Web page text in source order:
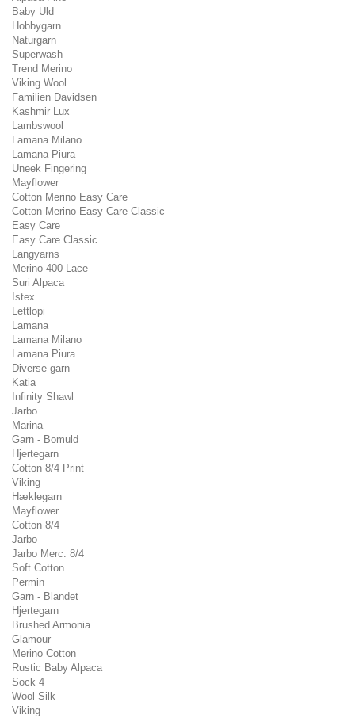
Baby Uld
Hobbygarn
Naturgarn
Superwash
Trend Merino
Viking Wool
Familien Davidsen
Kashmir Lux
Lambswool
Lamana Milano
Lamana Piura
Uneek Fingering
Mayflower
Cotton Merino Easy Care
Cotton Merino Easy Care Classic
Easy Care
Easy Care Classic
Langyarns
Merino 400 Lace
Suri Alpaca
Istex
Lettlopi
Lamana
Lamana Milano
Lamana Piura
Diverse garn
Katia
Infinity Shawl
Jarbo
Marina
Garn - Bomuld
Hjertegarn
Cotton 8/4 Print
Viking
Hæklegarn
Mayflower
Cotton 8/4
Jarbo
Jarbo Merc. 8/4
Soft Cotton
Permin
Garn - Blandet
Hjertegarn
Brushed Armonia
Glamour
Merino Cotton
Rustic Baby Alpaca
Sock 4
Wool Silk
Viking